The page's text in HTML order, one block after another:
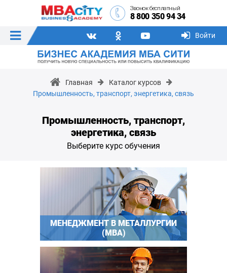
Звонок бесплатный
8 800 350 94 34
Войти
Главная
Каталог курсов
Промышленность, транспорт, энергетика, связь
Промышленность, транспорт,
энергетика, связь
Выберите курс обучения
МЕНЕДЖМЕНТ В МЕТАЛЛУРГИИ
(МВА)